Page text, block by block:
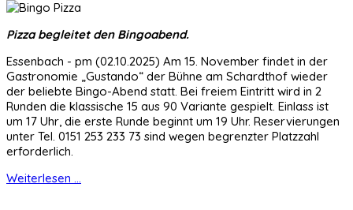
Pizza begleitet den Bingoabend.
Essenbach - pm (02.10.2025) Am 15. November findet in der
Gastronomie „Gustando“ der Bühne am Schardthof wieder
der beliebte Bingo-Abend statt. Bei freiem Eintritt wird in 2
Runden die klassische 15 aus 90 Variante gespielt. Einlass ist
um 17 Uhr, die erste Runde beginnt um 19 Uhr. Reservierungen
unter Tel. 0151 253 233 73 sind wegen begrenzter Platzzahl
erforderlich.
Weiterlesen ...